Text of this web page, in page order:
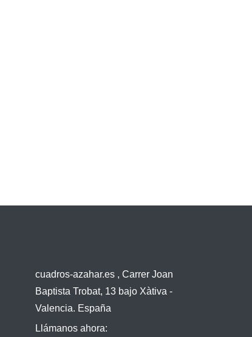
cuadros-azahar.es , Carrer Joan
Baptista Trobat, 13 bajo Xàtiva -
Valencia. España
Llámanos ahora: